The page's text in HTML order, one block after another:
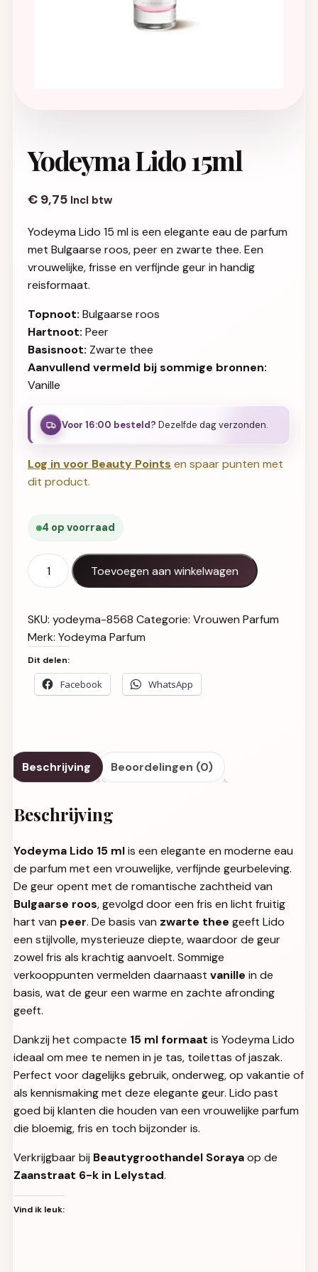
Yodeyma Lido 15ml
€ 9,75 Incl btw
Yodeyma Lido 15 ml is een elegante eau de parfum
met Bulgaarse roos, peer en zwarte thee. Een
vrouwelijke, frisse en verfijnde geur in handig
reisformaat.
Topnoot: Bulgaarse roos
Hartnoot: Peer
Basisnoot: Zwarte thee
Aanvullend vermeld bij sommige bronnen:
Vanille
Voor 16:00 besteld? Dezelfde dag verzonden.
Log in voor Beauty Points en spaar punten met
dit product.
4 op voorraad
Yodeyma Lido 15ml aantal
Toevoegen aan winkelwagen
SKU: yodeyma-8568 Categorie: Vrouwen Parfum
Merk: Yodeyma Parfum
Dit delen:
Facebook WhatsApp
Beschrijving Beoordelingen (0)
Beschrijving
Yodeyma Lido 15 mlis een elegante en moderne eau
de parfum met een vrouwelijke, verfijnde geurbeleving.
De geur opent met de romantische zachtheid van
Bulgaarse roos, gevolgd door een fris en licht fruitig
hart van peer. De basis van zwarte thee geeft Lido
een stijlvolle, mysterieuze diepte, waardoor de geur
zowel fris als krachtig aanvoelt. Sommige
verkooppunten vermelden daarnaast vanille in de
basis, wat de geur een warme en zachte afronding
geeft.
Dankzij het compacte 15 ml formaat is Yodeyma Lido
ideaal om mee te nemen in je tas, toilettas of jaszak.
Perfect voor dagelijks gebruik, onderweg, op vakantie of
als kennismaking met deze elegante geur. Lido past
goed bij klanten die houden van een vrouwelijke parfum
die bloemig, fris en toch bijzonder is.
Verkrijgbaar bij Beautygroothandel Sorayaop de
Zaanstraat 6-k in Lelystad.
Vind ik leuk: